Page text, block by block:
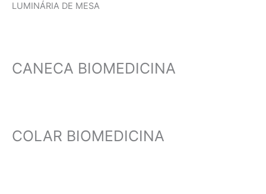
LUMINÁRIA DE MESA
CANECA BIOMEDICINA
COLAR BIOMEDICINA